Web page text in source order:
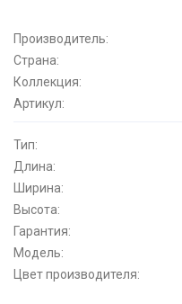
Производитель:
Страна:
Коллекция:
Артикул:
Тип:
Длина:
Ширина:
Высота:
Гарантия:
Модель:
Цвет производителя: